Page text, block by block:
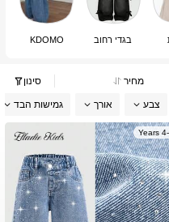
בגדי רחוב KDOMO
מחיר סינון
צבע אורך גמישות הבד
4-7